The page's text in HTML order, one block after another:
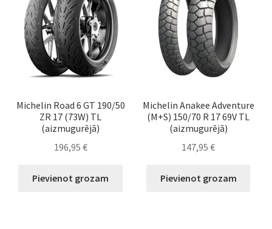
Michelin Road 6 GT 190/50
ZR 17 (73W) TL
(aizmugurējā)
196,95 €
Pievienot grozam
Michelin Anakee Adventure
(M+S) 150/70 R 17 69V TL
(aizmugurējā)
147,95€
Pievienot grozam